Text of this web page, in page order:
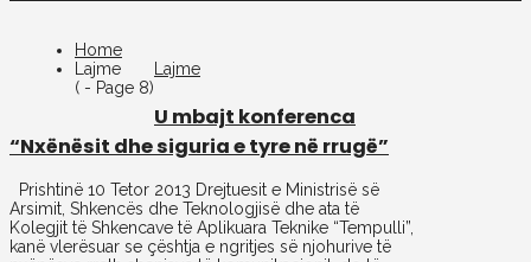
Home
Lajme
( - Page 8)
Lajme
U mbajt konferenca
“Nxënësit dhe siguria e tyre në rrugë”
Prishtinë 10 Tetor 2013 Drejtuesit e Ministrisë së
Arsimit, Shkencës dhe Teknologjisë dhe ata të
Kolegjit të Shkencave të Aplikuara Teknike “Tempulli”,
kanë vlerësuar se çështja e ngritjes së njohurive të